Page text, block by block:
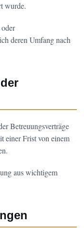
wurde.
deren Umfang nach
Betreuungsverträge
einer Frist von einem
aus wichtigem